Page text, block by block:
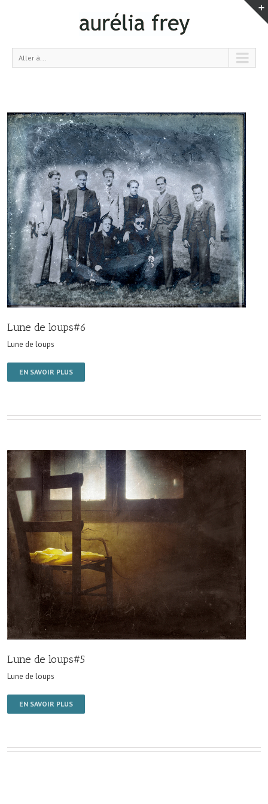
Aller à...
Lune de loups#6
Lune de loups
EN SAVOIR PLUS
Lune de loups#5
Lune de loups
EN SAVOIR PLUS